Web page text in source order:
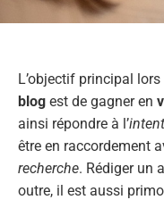
L’objectif principal lors
blog est de gagner en
ainsi répondre à l’
être en raccordement
recherche. Rédiger un
outre, il est aussi